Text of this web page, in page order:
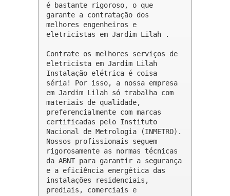
é bastante rigoroso, o que
garante a contratação dos
melhores engenheiros e
eletricistas em Jardim Lilah .
Contrate os melhores serviços de
eletricista em Jardim Lilah
Instalação elétrica é coisa
séria! Por isso, a nossa empresa
em Jardim Lilah só trabalha com
materiais de qualidade,
preferencialmente com marcas
certificadas pelo Instituto
Nacional de Metrologia (INMETRO).
Nossos profissionais seguem
rigorosamente as normas técnicas
da ABNT para garantir a segurança
e a eficiência energética das
instalações residenciais,
prediais, comerciais e